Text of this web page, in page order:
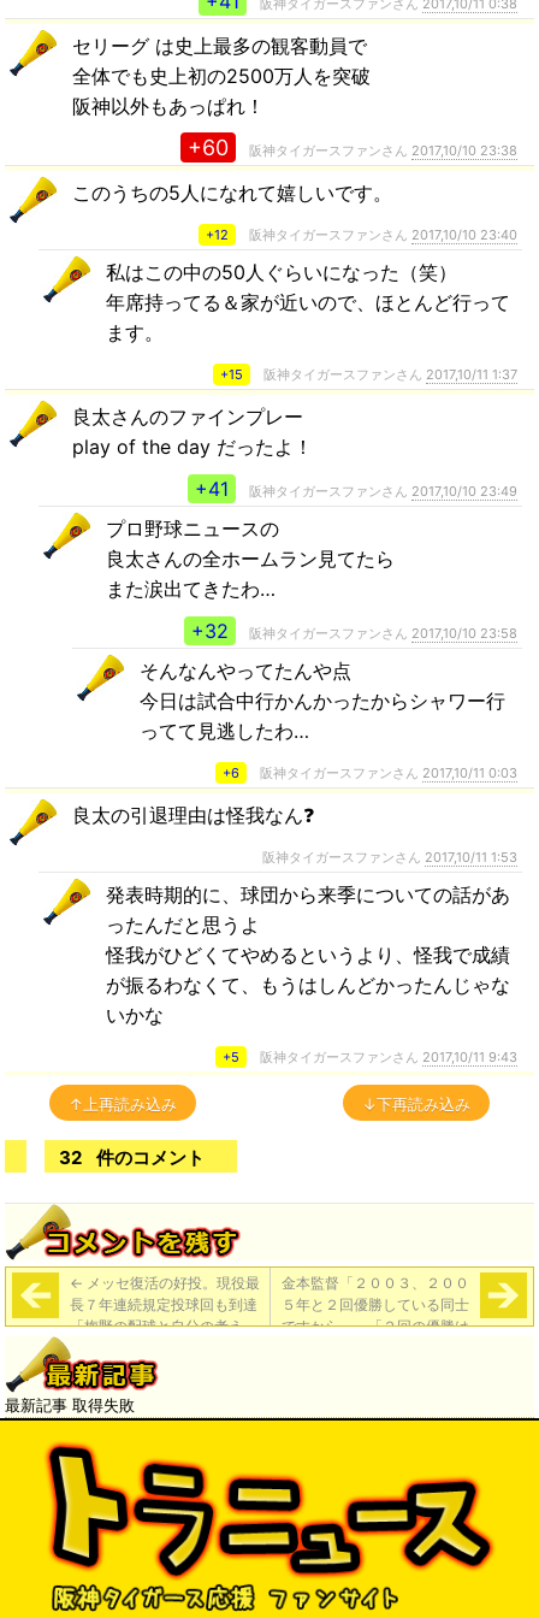
阪神タイガースファンさん 2017,10/11 0:38
セリーグ は史上最多の観客動員で
全体でも史上初の2500万人を突破
阪神以外もあっぱれ！
+60 阪神タイガースファンさん 2017,10/10 23:38
このうちの5人になれて嬉しいです。
+12 阪神タイガースファンさん 2017,10/10 23:40
私はこの中の50人ぐらいになった（笑）
年席持ってる＆家が近いので、ほとんど行って
ます。
+15 阪神タイガースファンさん 2017,10/11 1:37
良太さんのファインプレー
play of the day だったよ！
+41
阪神タイガースファンさん 2017,10/10 23:49
プロ野球ニュースの
良太さんの全ホームラン見てたら
また涙出てきたわ…
+32
阪神タイガースファンさん 2017,10/10 23:58
そんなんやってたんや点
今日は試合中行かんかったからシャワー行
ってて見逃したわ…
+6 阪神タイガースファンさん 2017,10/11 0:03
良太の引退理由は怪我なん❓
阪神タイガースファンさん 2017,10/11 1:53
発表時期的に、球団から来季についての話があ
ったんだと思うよ
怪我がひどくてやめるというより、怪我で成績
が振るわなくて、もうはしんどかったんじゃな
いかな
+5 阪神タイガースファンさん 2017,10/11 9:43
↑上再読み込み ↓下再読み込み
32 件のコメント
← メッセ復活の好投。現役最
長７年連続規定投球回も到達
「梅野の配球と自分の考え
が、マッチした。久しぶりに
甲子園のファンの前で投げる
ことができて、本当にいい日
になった」
金本監督「２００３、２００
５年と２回優勝している同士
ですから。」「２回の優勝は
最新記事 取得失敗